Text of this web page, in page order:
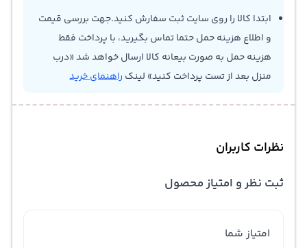
ابتدا کالا را روی سایت ثبت سفارش کنید.جهت بررسی قیمت
و اطلاع هزینه حمل حتما تماس بگیرید، با پرداخت فقط
هزینه حمل به صورت بیعانه کالا ارسال خواهد شد «درب
منزل بعد از تست پرداخت کنید» لینک راهنمای خرید
نظرات کاربران
ثبت نظر و امتیاز محصول
امتیاز شما